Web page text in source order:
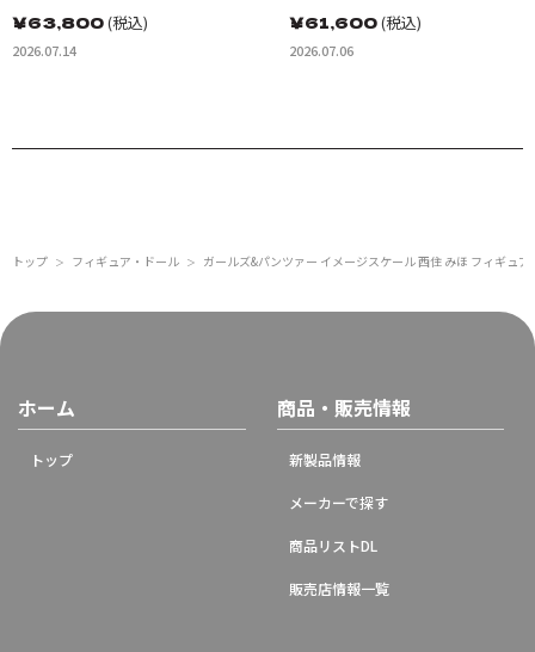
ク:宇宙大作戦 カーク船長 EVスー
ツ（宇宙服）
￥63,800(税込)
2026.07.14
ク BEYOND ドクター・レナー
ド・ボーンズ・マッコイ
￥61,600(税込)
2026.07.06
トップ ＞ フィギュア・ドール ＞ ガールズ&パンツァー イメージスケール 西住 みほ フィギュ
ホーム
トップ
商品・販売情報
新製品情報
メーカーで探す
商品リストDL
販売店情報一覧